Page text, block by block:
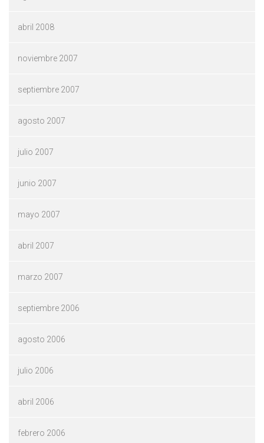
abril 2008
noviembre 2007
septiembre 2007
agosto 2007
julio 2007
junio 2007
mayo 2007
abril 2007
marzo 2007
septiembre 2006
agosto 2006
julio 2006
abril 2006
febrero 2006